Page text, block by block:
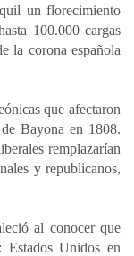
un florecimiento
100.000 cargas
la corona española
que afectaron
Bayona en 1808.
remplazarían
y republicanos,
al conocer que
Unidos en